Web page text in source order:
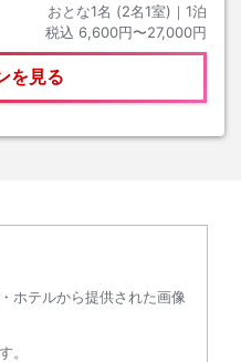
おとな1名 (2名1室)｜ 1泊
税込 6,600円〜27,000円
を見る
ホテルから提供された画像
。